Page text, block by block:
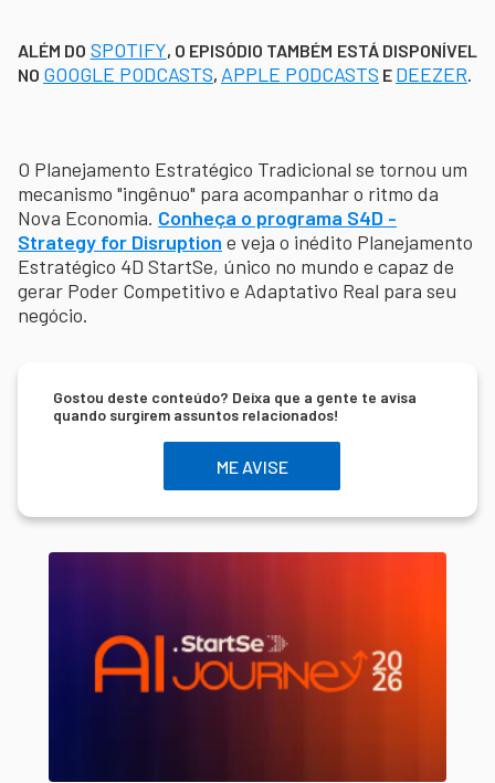
ALÉM DO SPOTIFY, O EPISÓDIO TAMBÉM ESTÁ DISPONÍVEL
NO GOOGLE PODCASTS, APPLE PODCASTS E DEEZER.
O Planejamento Estratégico Tradicional se tornou um
mecanismo "ingênuo" para acompanhar o ritmo da
Nova Economia. Conheça o programa S4D -
Strategy for Disruption e veja o inédito Planejamento
Estratégico 4D StartSe, único no mundo e capaz de
gerar Poder Competitivo e Adaptativo Real para seu
negócio.
Gostou deste conteúdo? Deixa que a gente te avisa
quando surgirem assuntos relacionados!
ME AVISE